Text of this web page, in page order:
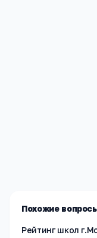
Похожие
Рейтинг школ